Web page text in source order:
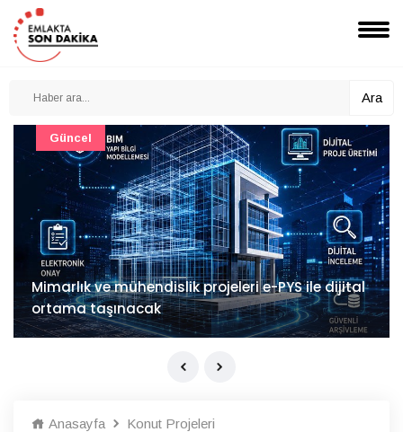
Ara
Mimarlık ve mühendislik projeleri e-PYS ile dijital
ortama taşınacak
Güncel
Anasayfa
Konut Projeleri